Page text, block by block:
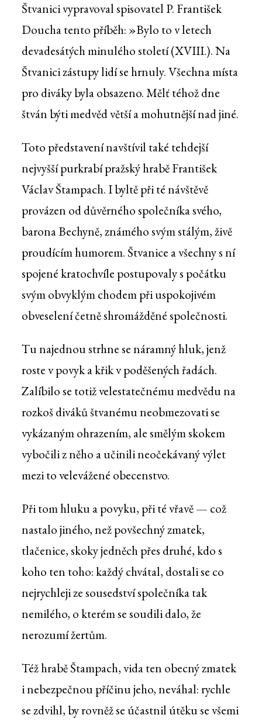
Štvanici vypravoval spisovatel P. František
Doucha tento příběh: »Bylo to v letech
devadesátých minulého století (XVIII.). Na
Štvanici zástupy lidí se hrnuly. Všechna místa
pro diváky byla obsazeno. Mělť téhož dne
štván býti medvěd větší a mohutnější nad jiné.
Toto představení navštívil také tehdejší
nejvyšší purkrabí pražský hrabě František
Václav Štampach. I byltě při té návštěvě
provázen od důvěrného společníka svého,
barona Bechyně, známého svým stálým, živě
proudícím humorem. Štvanice a všechny s ní
spojené kratochvíle postupovaly s počátku
svým obvyklým chodem při uspokojivém
obveselení četně shromážděné společnosti.
Tu najednou strhne se náramný hluk, jenž
roste v povyk a křik v poděšených řadách.
Zalíbilo se totiž velestatečnému medvědu na
rozkoš diváků štvanému neobmezovati se
vykázaným ohrazením, ale smělým skokem
vybočili z něho a učinili neočekávaný výlet
mezi to velevážené obecenstvo.
Při tom hluku a povyku, při té vřavě — což
nastalo jiného, než povšechný zmatek,
tlačenice, skoky jedněch přes druhé, kdo s
koho ten toho: každý chvátal, dostali se co
nejrychleji ze sousedství společníka tak
nemilého, o kterém se soudili dalo, že
nerozumí žertům.
Též hrabě Štampach, vida ten obecný zmatek
i nebezpečnou příčinu jeho, neváhal: rychle
se zdvihl, by rovněž se účastnil útěku se všemi